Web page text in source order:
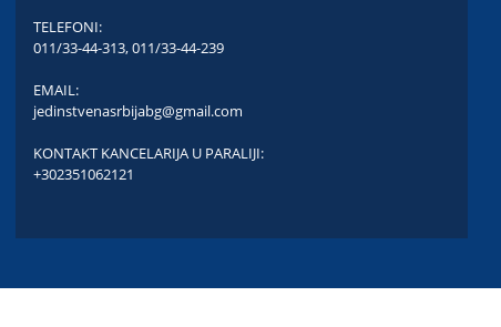
TELEFONI:
011/33-44-313,011/33-44-239
EMAIL:
jedinstvenasrbijabg@gmail.com
KONTAKT KANCELARIJA U PARALIJI:
+302351062121